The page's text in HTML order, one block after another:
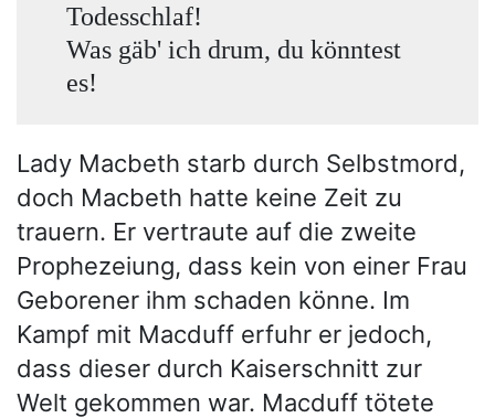
Todesschlaf!
Was gäb' ich drum, du könntest
es!
Lady Macbeth starb durch Selbstmord,
doch Macbeth hatte keine Zeit zu
trauern. Er vertraute auf die zweite
Prophezeiung, dass kein von einer Frau
Geborener ihm schaden könne. Im
Kampf mit Macduff erfuhr er jedoch,
dass dieser durch Kaiserschnitt zur
Welt gekommen war. Macduff tötete